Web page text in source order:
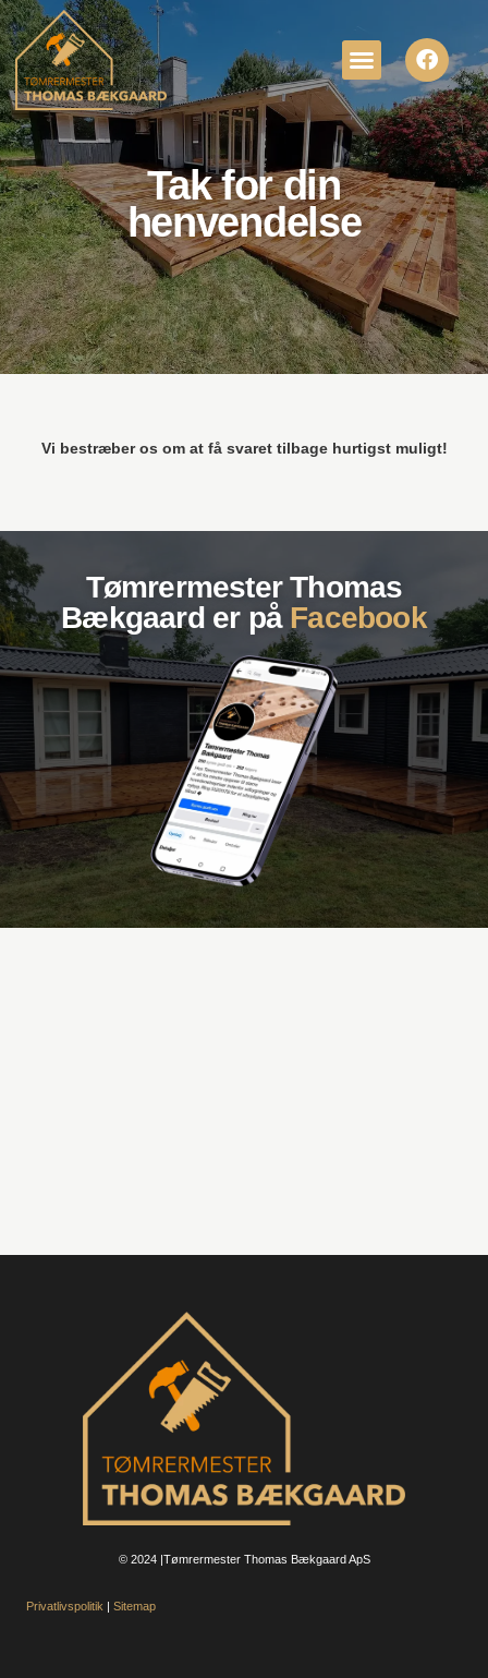
Tak for din
henvendelse
Vi bestræber os om at få svaret tilbage hurtigst muligt!
Tømrermester Thomas
Bækgaard er ​påFacebook
© 2024 |Tømrermester Thomas Bækgaard ApS
Privatlivspolitik | Sitemap